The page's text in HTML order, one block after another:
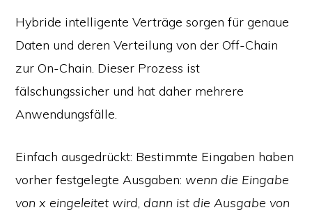
Hybride intelligente Verträge sorgen für genaue
Daten und deren Verteilung von der Off-Chain
zur On-Chain. Dieser Prozess ist
fälschungssicher und hat daher mehrere
Anwendungsfälle.
Einfach ausgedrückt: Bestimmte Eingaben haben
vorher festgelegte Ausgaben: wenn die Eingabe
von x eingeleitet wird, dann ist die Ausgabe von